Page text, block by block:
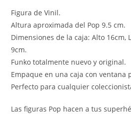
Figura de Vinil.
Altura aproximada del Pop 9.5 cm.
Dimensiones de la caja: Alto 16cm,
9cm.
Funko totalmente nuevo y original.
Empaque en una caja con ventana
Perfecto para cualquier
Las figuras Pop hacen a tus